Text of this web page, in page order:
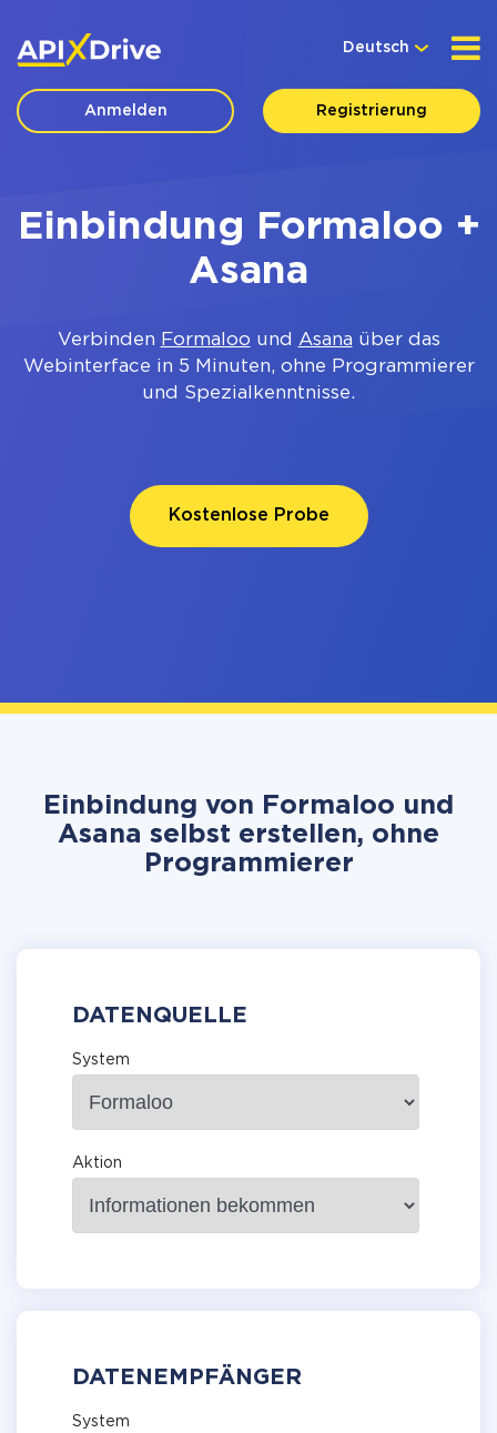
Deutsch
Anmelden Registrierung
Einbindung Formaloo +
Asana
Verbinden Formaloo und Asana über das
Webinterface in 5 Minuten, ohne Programmierer
und Spezialkenntnisse.
Kostenlose Probe
Einbindung von Formaloo und
Asana selbst erstellen, ohne
Programmierer
DATENQUELLE
System
Aktion
DATENEMPFÄNGER
System